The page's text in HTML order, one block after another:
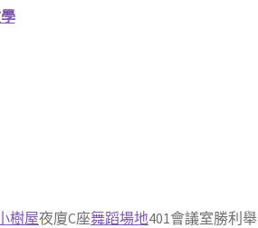
樹屋夜廈C座舞蹈場地401會議室勝利舉